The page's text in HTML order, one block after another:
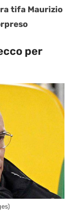
tifa Maurizio
per